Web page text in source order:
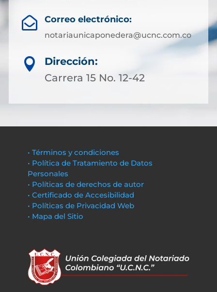
 Correo electrónico:
notariaunicaponedera@ucnc.com.co

Dirección:
Carrera 15 No. 12-42
• Términos y condiciones
• Política de Tratamiento de Datos
Personales
• Políticas de derechos de autor
• Certificado de Accesibilidad
• Políticas de Privacidad Web
• Mapa del Sitio